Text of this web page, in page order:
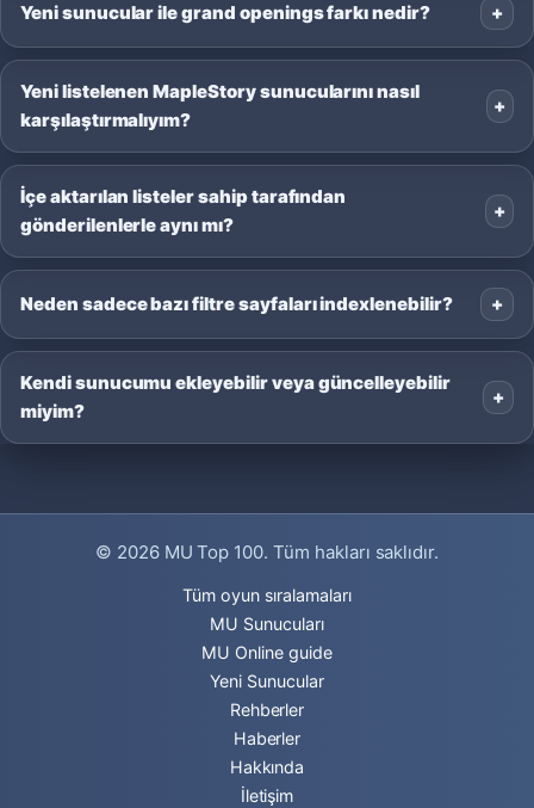
Yeni sunucular ile grand openings farkı nedir?
Yeni listelenen MapleStory sunucularını nasıl
karşılaştırmalıyım?
İçe aktarılan listeler sahip tarafından
gönderilenlerle aynı mı?
Neden sadece bazı filtre sayfaları indexlenebilir?
Kendi sunucumu ekleyebilir veya güncelleyebilir
miyim?
© 2026 MU Top 100. Tüm hakları saklıdır.
Tüm oyun sıralamaları
MU Sunucuları
MU Online guide
Yeni Sunucular
Rehberler
Haberler
Hakkında
İletişim